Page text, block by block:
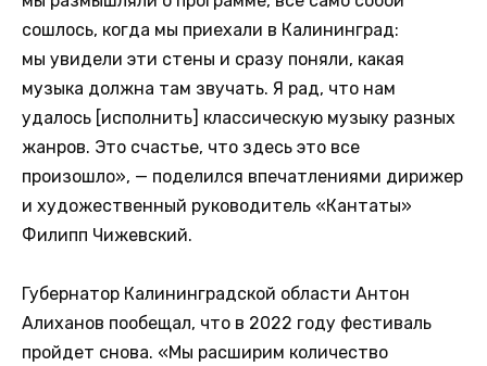
сошлось, когда мы приехали в Калининград:
мы увидели эти стены и сразу поняли, какая
музыка должна там звучать. Я рад, что нам
удалось [исполнить] классическую музыку разных
жанров. Это счастье, что здесь это все
произошло», — поделился впечатлениями дирижер
и художественный руководитель «Кантаты»
Филипп Чижевский.
Губернатор Калининградской области Антон
Алиханов пообещал, что в 2022 году фестиваль
пройдет снова. «Мы расширим количество